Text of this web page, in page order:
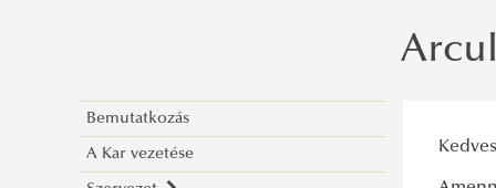
Bemutatkozás
A Kar vezetése